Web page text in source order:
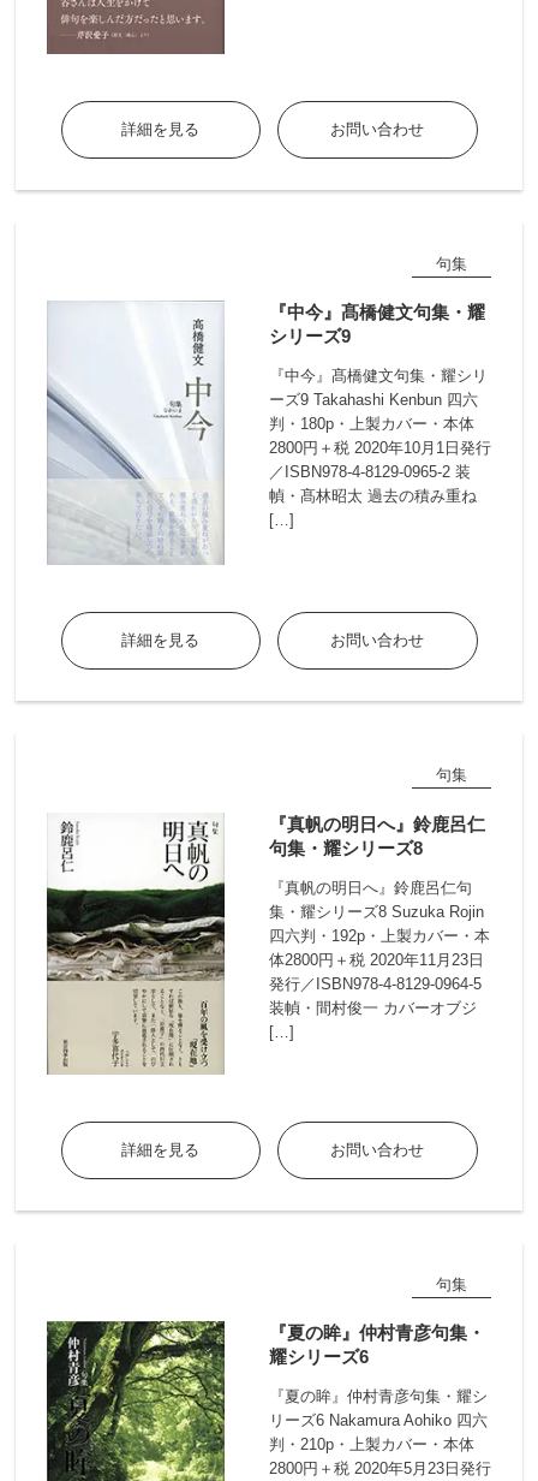
詳細を見る お問い合わせ
句集
『中今』髙橋健文句集・耀
シリーズ9
『中今』髙橋健文句集・耀シリ
ーズ9 Takahashi Kenbun 四六
判・180p・上製カバー・本体
2800円＋税 2020年10月1日発行
／ISBN978-4-8129-0965-2 装
幀・髙林昭太 過去の積み重ね
[…]
詳細を見る お問い合わせ
句集
『真帆の明日へ』鈴鹿呂仁
句集・耀シリーズ8
『真帆の明日へ』鈴鹿呂仁句
集・耀シリーズ8 Suzuka Rojin
四六判・192p・上製カバー・本
体2800円＋税 2020年11月23日
発行／ISBN978-4-8129-0964-5
装幀・間村俊一 カバーオブジ
[…]
詳細を見る お問い合わせ
句集
『夏の眸』仲村青彦句集・
耀シリーズ6
『夏の眸』仲村青彦句集・耀シ
リーズ6 Nakamura Aohiko 四六
判・210p・上製カバー・本体
2800円＋税 2020年5月23日発行